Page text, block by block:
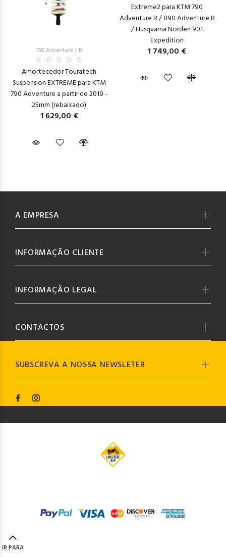
790 Adventure / R
Amortecedor Touratech
Suspension EXTREME para KTM
790 Adventure a partir de 2019 -
25mm (rebaixado)
1 629,00 €
Extreme2 para KTM 790
Adventure R / 890 Adventure R
/ Husqvarna Norden 901
Expedition
1 749,00 €
SUBSCREVA A NOSSA NEWSLETER
A EMPRESA
INFORMAÇÃO CLIENTE
INFORMAÇÃO LEGAL
CONTACTOS
IR PARA